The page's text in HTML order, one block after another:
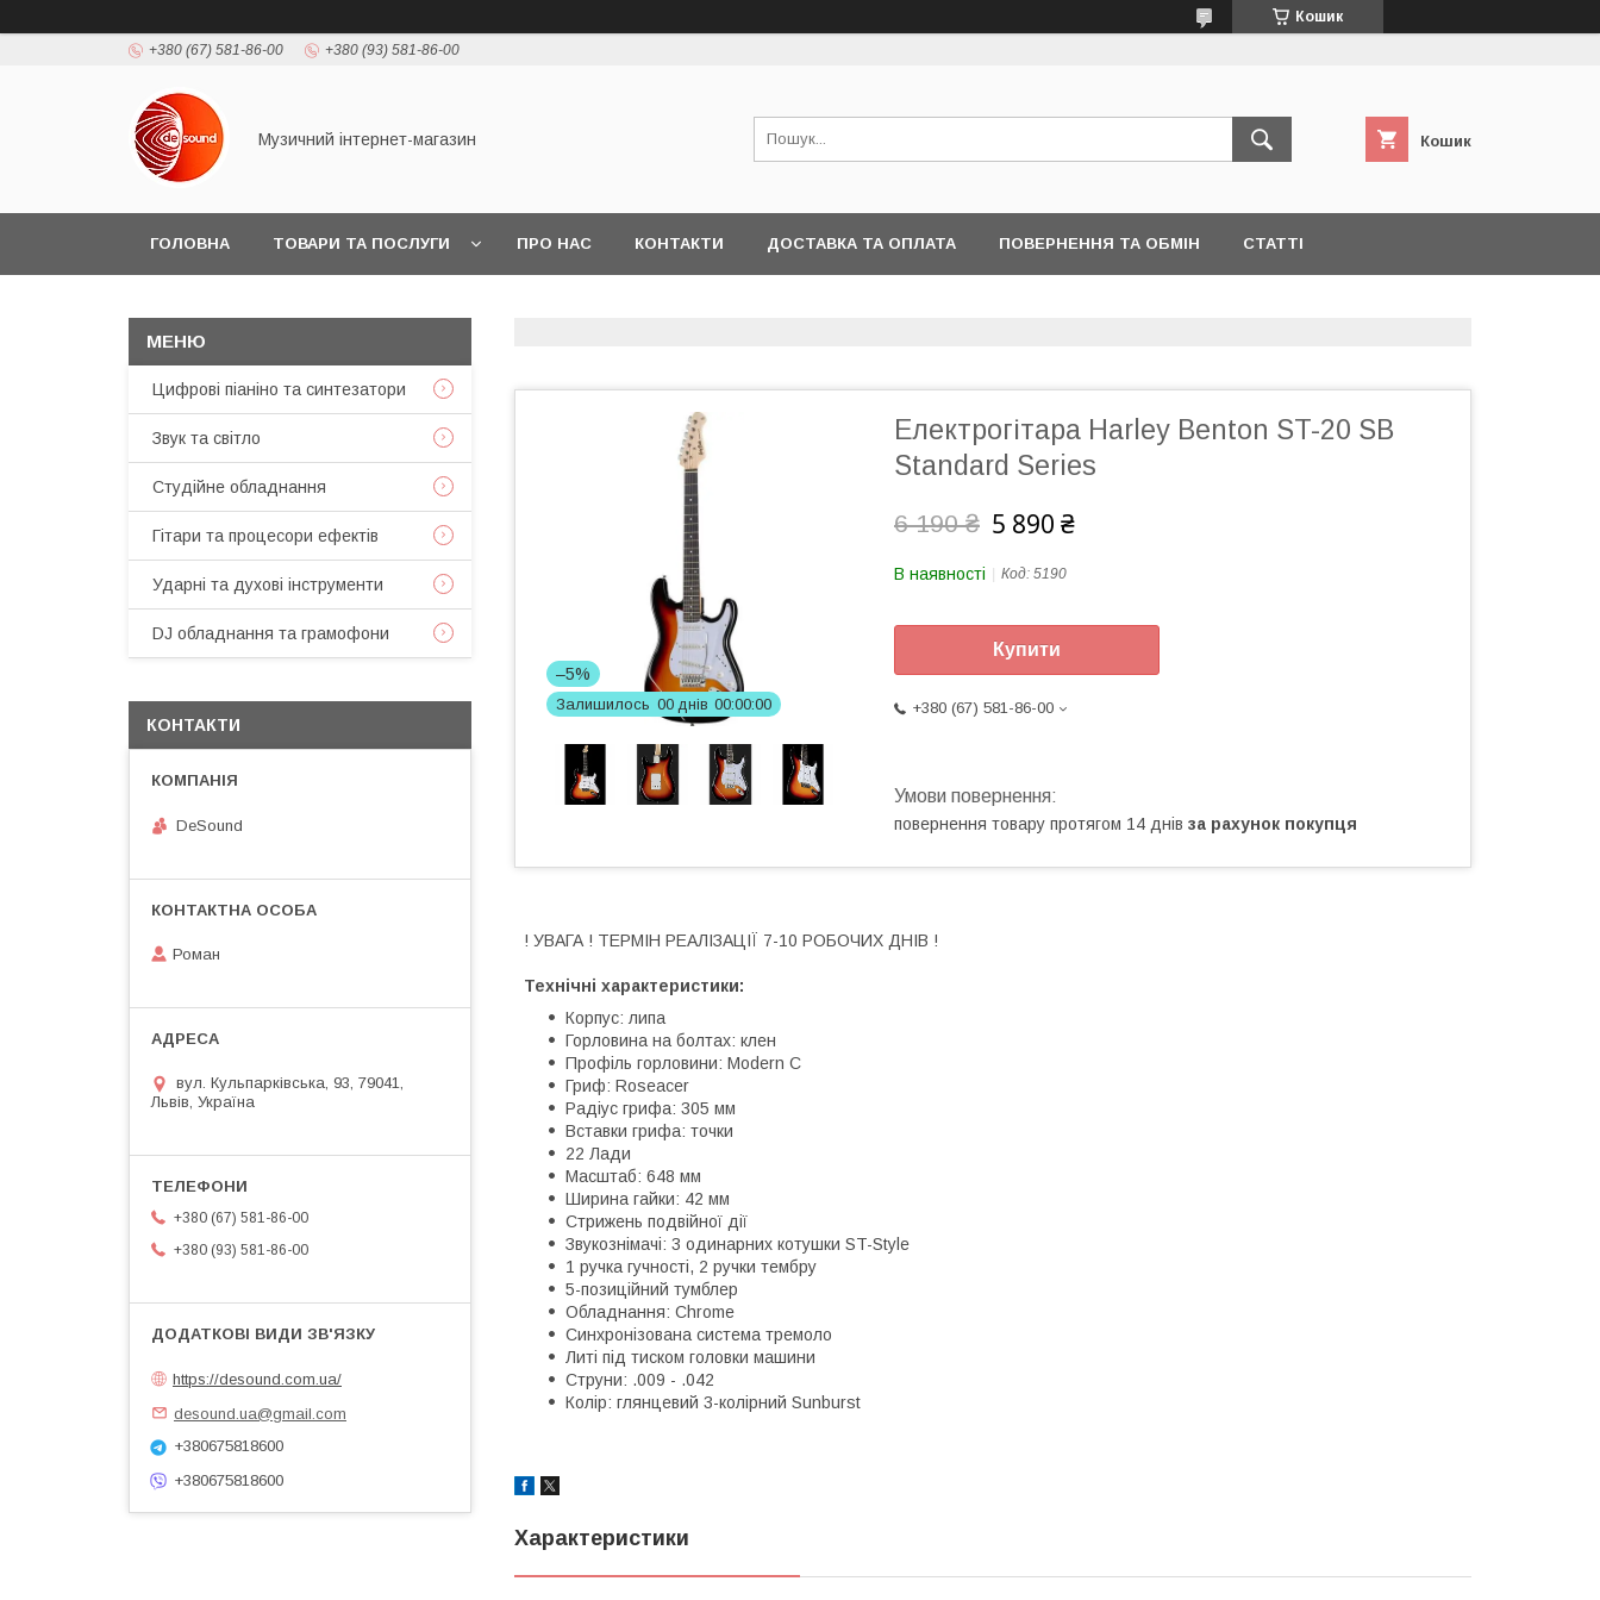
Кошик
+380 (67) 581-86-00 +380 (93) 581-86-00
Музичний інтернет-магазин Кошик
ГОЛОВНА ТОВАРИ ТА ПОСЛУГИ ПРО НАС КОНТАКТИ ДОСТАВКА ТА ОПЛАТА ПОВЕРНЕННЯ ТА ОБМІН СТАТТІ
–5%
Залишилось 00 днів 00 00 00
Електрогітара Harley Benton ST-20 SB
Standard Series
6 190 ₴ 5 890 ₴
В наявності Код: 5190
Купити
+380 (67) 581-86-00
повернення товару протягом 14 днів за рахунок покупця
! УВАГА ! ТЕРМІН РЕАЛІЗАЦІЇ 7-10 РОБОЧИХ ДНІВ !
Технічні характеристики:
Корпус: липа
Горловина на болтах: клен
Профіль горловини: Modern C
Гриф: Roseacer
Радіус грифа: 305 мм
Вставки грифа: точки
22 Лади
Масштаб: 648 мм
Ширина гайки: 42 мм
Стрижень подвійної дії
Звукознімачі: 3 одинарних котушки ST-Style
1 ручка гучності, 2 ручки тембру
5-позиційний тумблер
Обладнання: Chrome
Синхронізована система тремоло
Литі під тиском головки машини
Струни: .009 - .042
Колір: глянцевий 3-колірний Sunburst
Характеристики
Цифрові піаніно та синтезатори
Звук та світло
Студійне обладнання
Гітари та процесори ефектів
Ударні та духові інструменти
DJ обладнання та грамофони
КОНТАКТИ
DeSound
Роман
вул. Кульпарківська, 93, 79041,
Львів, Україна
+380 (67) 581-86-00
+380 (93) 581-86-00
https://desound.com.ua/
desound.ua@gmail.com
+380675818600
+380675818600